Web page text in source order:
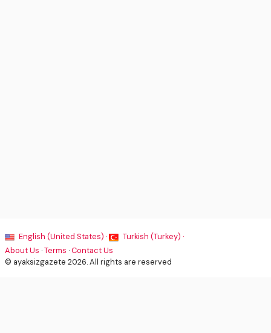
English (United States) ·
Turkish (Turkey) ·
About Us ·Terms ·Contact Us
© ayaksizgazete 2026. All rights are reserved